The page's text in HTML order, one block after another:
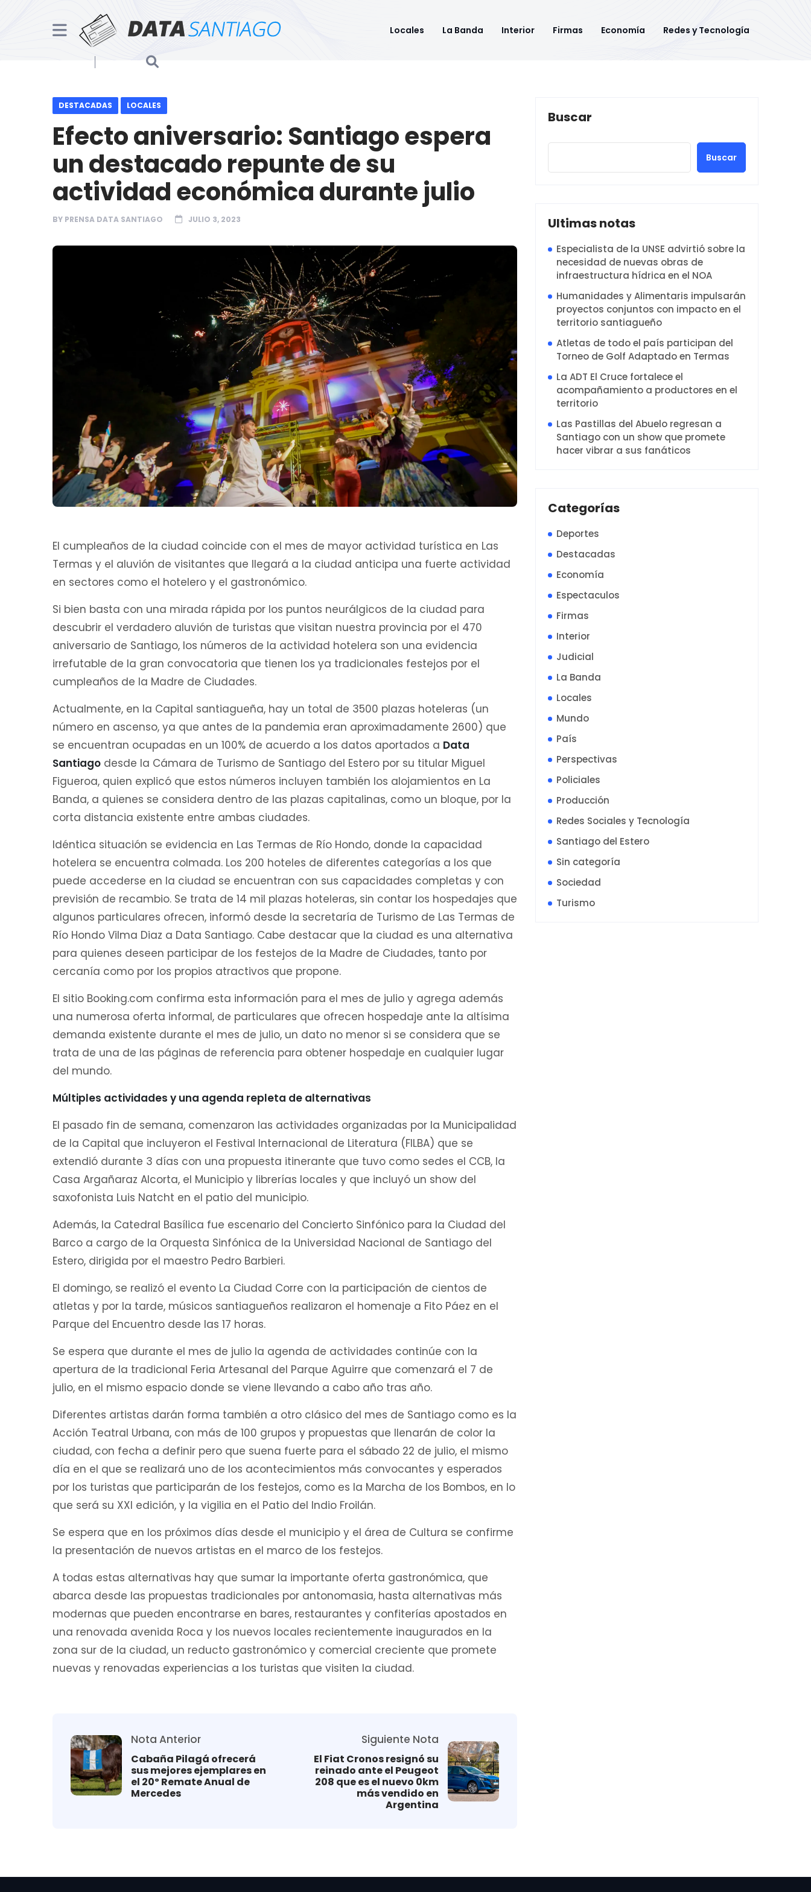
Locales La Banda Interior Firmas Economía Redes y Tecnología
DESTACADAS LOCALES
Efecto aniversario: Santiago espera
un destacado repunte de su
actividad económica durante julio
BY PRENSA DATA SANTIAGO JULIO 3, 2023
El cumpleaños de la ciudad coincide con el mes de mayor actividad turística en Las
Termas y el aluvión de visitantes que llegará a la ciudad anticipa una fuerte actividad
en sectores como el hotelero y el gastronómico.
Si bien basta con una mirada rápida por los puntos neurálgicos de la ciudad para
descubrir el verdadero aluvión de turistas que visitan nuestra provincia por el 470
aniversario de Santiago, los números de la actividad hotelera son una evidencia
irrefutable de la gran convocatoria que tienen los ya tradicionales festejos por el
cumpleaños de la Madre de Ciudades.
Actualmente, en la Capital santiagueña, hay un total de 3500 plazas hoteleras (un
número en ascenso, ya que antes de la pandemia eran aproximadamente 2600) que
se encuentran ocupadas en un 100% de acuerdo a los datos aportados a Data
Santiago desde la Cámara de Turismo de Santiago del Estero por su titular Miguel
Figueroa, quien explicó que estos números incluyen también los alojamientos en La
Banda, a quienes se considera dentro de las plazas capitalinas, como un bloque, por la
corta distancia existente entre ambas ciudades.
Idéntica situación se evidencia en Las Termas de Río Hondo, donde la capacidad
hotelera se encuentra colmada. Los 200 hoteles de diferentes categorías a los que
puede accederse en la ciudad se encuentran con sus capacidades completas y con
previsión de recambio. Se trata de 14 mil plazas hoteleras, sin contar los hospedajes que
algunos particulares ofrecen, informó desde la secretaría de Turismo de Las Termas de
Río Hondo Vilma Diaz a Data Santiago. Cabe destacar que la ciudad es una alternativa
para quienes deseen participar de los festejos de la Madre de Ciudades, tanto por
cercanía como por los propios atractivos que propone.
El sitio Booking.com confirma esta información para el mes de julio y agrega además
una numerosa oferta informal, de particulares que ofrecen hospedaje ante la altísima
demanda existente durante el mes de julio, un dato no menor si se considera que se
trata de una de las páginas de referencia para obtener hospedaje en cualquier lugar
del mundo.
Múltiples actividades y una agenda repleta de alternativas
El pasado fin de semana, comenzaron las actividades organizadas por la Municipalidad
de la Capital que incluyeron el Festival Internacional de Literatura (FILBA) que se
extendió durante 3 días con una propuesta itinerante que tuvo como sedes el CCB, la
Casa Argañaraz Alcorta, el Municipio y librerías locales y que incluyó un show del
saxofonista Luis Natcht en el patio del municipio.
Además, la Catedral Basílica fue escenario del Concierto Sinfónico para la Ciudad del
Barco a cargo de la Orquesta Sinfónica de la Universidad Nacional de Santiago del
Estero, dirigida por el maestro Pedro Barbieri.
El domingo, se realizó el evento La Ciudad Corre con la participación de cientos de
atletas y por la tarde, músicos santiagueños realizaron el homenaje a Fito Páez en el
Parque del Encuentro desde las 17 horas.
Se espera que durante el mes de julio la agenda de actividades continúe con la
apertura de la tradicional Feria Artesanal del Parque Aguirre que comenzará el 7 de
julio, en el mismo espacio donde se viene llevando a cabo año tras año.
Diferentes artistas darán forma también a otro clásico del mes de Santiago como es la
Acción Teatral Urbana, con más de 100 grupos y propuestas que llenarán de color la
ciudad, con fecha a definir pero que suena fuerte para el sábado 22 de julio, el mismo
día en el que se realizará uno de los acontecimientos más convocantes y esperados
por los turistas que participarán de los festejos, como es la Marcha de los Bombos, en lo
que será su XXI edición, y la vigilia en el Patio del Indio Froilán.
Se espera que en los próximos días desde el municipio y el área de Cultura se confirme
la presentación de nuevos artistas en el marco de los festejos.
A todas estas alternativas hay que sumar la importante oferta gastronómica, que
abarca desde las propuestas tradicionales por antonomasia, hasta alternativas más
modernas que pueden encontrarse en bares, restaurantes y confiterías apostados en
una renovada avenida Roca y los nuevos locales recientemente inaugurados en la
zona sur de la ciudad, un reducto gastronómico y comercial creciente que promete
nuevas y renovadas experiencias a los turistas que visiten la ciudad.
Nota Anterior
Cabaña Pilagá ofrecerá
sus mejores ejemplares en
el 20º Remate Anual de
Mercedes
Siguiente Nota
El Fiat Cronos resignó su
reinado ante el Peugeot
208 que es el nuevo 0km
más vendido en
Argentina
Buscar
Buscar
Ultimas notas
Especialista de la UNSE advirtió sobre la
necesidad de nuevas obras de
infraestructura hídrica en el NOA
Humanidades y Alimentaris impulsarán
proyectos conjuntos con impacto en el
territorio santiagueño
Atletas de todo el país participan del
Torneo de Golf Adaptado en Termas
La ADT El Cruce fortalece el
acompañamiento a productores en el
territorio
Las Pastillas del Abuelo regresan a
Santiago con un show que promete
hacer vibrar a sus fanáticos
Categorías
Deportes
Destacadas
Economía
Espectaculos
Firmas
Interior
Judicial
La Banda
Locales
Mundo
País
Perspectivas
Policiales
Producción
Redes Sociales y Tecnología
Santiago del Estero
Sin categoría
Sociedad
Turismo